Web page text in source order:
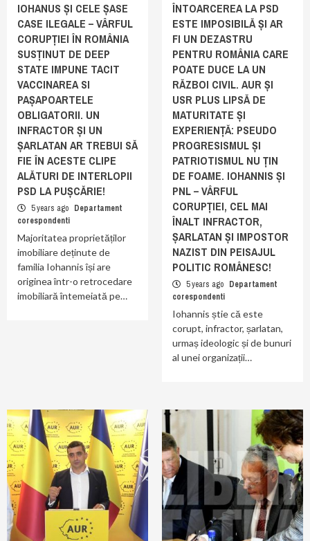
IOHANUS ȘI CELE ȘASE
CASE ILEGALE – VÂRFUL
CORUPȚIEI ÎN ROMÂNIA
SUSȚINUT DE DEEP
STATE IMPUNE TACIT
VACCINAREA SI
PAȘAPOARTELE
OBLIGATORII. UN
INFRACTOR ȘI UN
ȘARLATAN AR TREBUI SĂ
FIE ÎN ACESTE CLIPE
ALĂTURI DE INTERLOPII
PSD LA PUȘCĂRIE!
5 years ago Departament
corespondenti
Majoritatea proprietăților
imobiliare deținute de
familia Iohannis își are
originea într-o retrocedare
imobiliară întemeiată pe…
ÎNTOARCEREA LA PSD
ESTE IMPOSIBILĂ ȘI AR
FI UN DEZASTRU
PENTRU ROMÂNIA CARE
POATE DUCE LA UN
RĂZBOI CIVIL. AUR ȘI
USR PLUS LIPSĂ DE
MATURITATE ȘI
EXPERIENȚĂ: PSEUDO
PROGRESISMUL ȘI
PATRIOTISMUL NU ȚIN
DE FOAME. IOHANNIS ȘI
PNL – VÂRFUL
CORUPȚIEI, CEL MAI
ÎNALT INFRACTOR,
ȘARLATAN ȘI IMPOSTOR
NAZIST DIN PEISAJUL
POLITIC ROMÂNESC!
5 years ago Departament
corespondenti
Iohannis știe că este
corupt, infractor, șarlatan,
urmaș ideologic și de bunuri
al unei organizații…